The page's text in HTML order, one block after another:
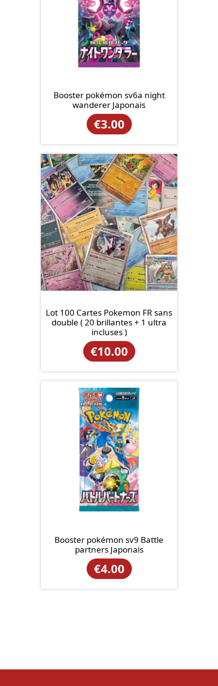
Booster pokémon sv6a night
wanderer Japonais
€3.00
Lot 100 Cartes Pokemon FR sans
double ( 20 brillantes + 1 ultra
incluses )
€10.00
Booster pokémon sv9 Battle
partners Japonais
€4.00